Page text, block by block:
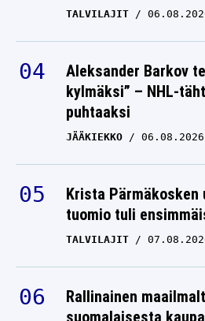
TALVILAJIT
Aleksander Barkov
kylmäksi” – NHL-
puhtaaksi
JÄÄKIEKKO 06.08.2026
Krista
tuomio tuli
TALVILAJIT
Rallinainen